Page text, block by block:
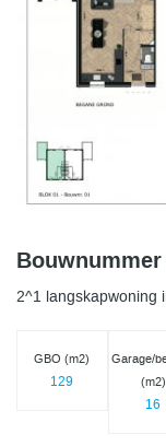
2^1 langskapwoning
GBO (m2)
129
Garage/
(m2)
16